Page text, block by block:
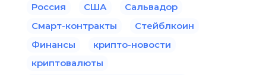
Россия
США
Сальвадор
Смарт-контракты
Стейблкоин
Финансы
крипто-новости
криптовалюты